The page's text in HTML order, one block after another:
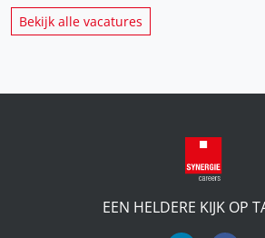
Bekijk alle vacatures
EEN HELDERE KIJK OP